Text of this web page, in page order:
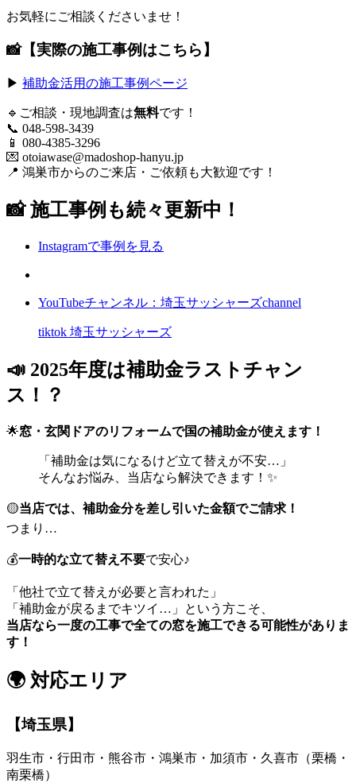
お気軽にご相談くださいませ！
📸【実際の施工事例はこちら】
▶ 補助金活用の施工事例ページ
🔹ご相談・現地調査は無料です！
📞 048-598-3439
📱 080-4385-3296
💌 otoiawase@madoshop-hanyu.jp
📍 鴻巣市からのご来店・ご依頼も大歓迎です！
📸 施工事例も続々更新中！
Instagramで事例を見る
YouTubeチャンネル：埼玉サッシャーズchannel
tiktok 埼玉サッシャーズ
📣 2025年度は補助金ラストチャン
ス！？
🌟窓・玄関ドアのリフォームで国の補助金が使えます！
「補助金は気になるけど立て替えが不安…」
そんなお悩み、当店なら解決できます！✨
🟡当店では、補助金分を差し引いた金額でご請求！
つまり…
💰一時的な立て替え不要で安心♪
「他社で立て替えが必要と言われた」
「補助金が戻るまでキツイ…」という方こそ、
当店なら一度の工事で全ての窓を施工できる可能性がありま
す！
🌍 対応エリア
【埼玉県】
羽生市・行田市・熊谷市・鴻巣市・加須市・久喜市（栗橋・
南栗橋）